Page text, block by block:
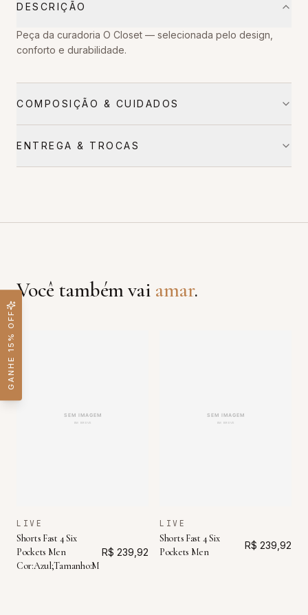
DESCRIÇÃO
Peça da curadoria O Closet — selecionada pelo design,
conforto e durabilidade.
COMPOSIÇÃO & CUIDADOS
ENTREGA & TROCAS
Você também vai amar.
LIVE
Shorts Fast 4 Six
Pockets Men
Cor:Azul;Tamanho:M
R$ 239,92
LIVE
Shorts Fast 4 Six
Pockets Men
R$ 239,92
GANHE 15% OFF